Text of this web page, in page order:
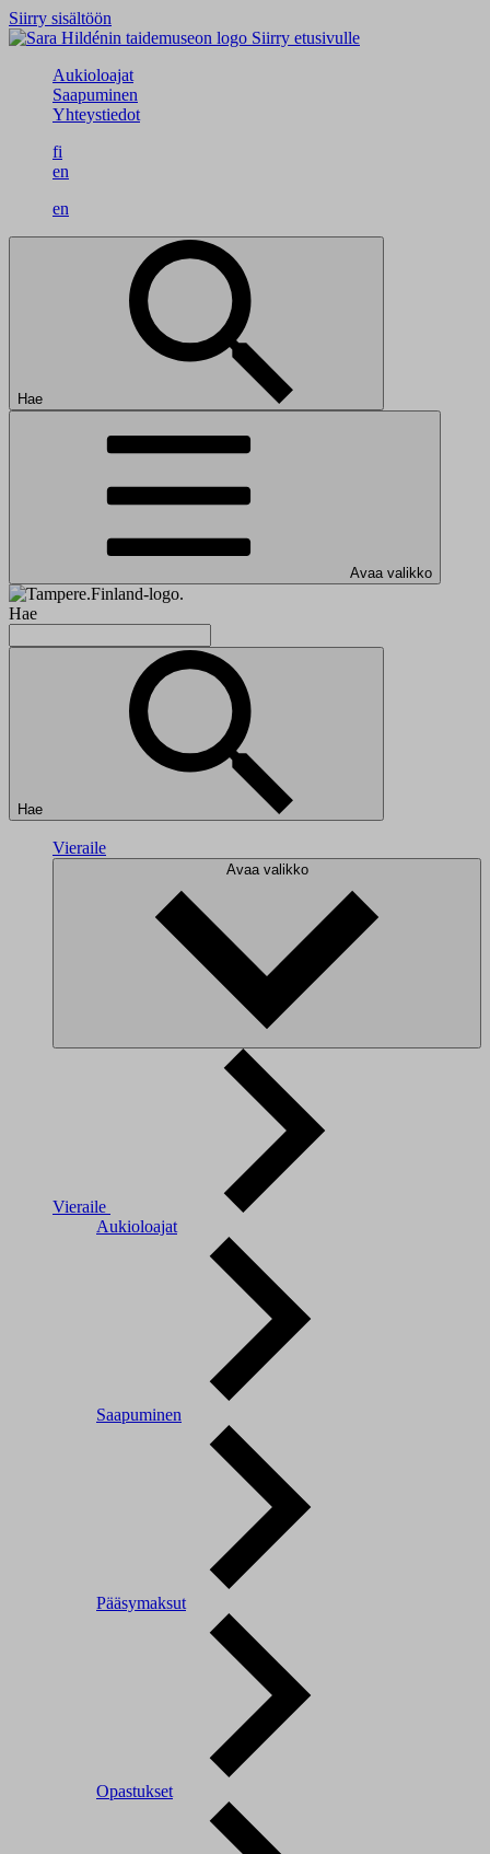
Siirry sisältöön
Siirry etusivulle
Aukioloajat
Saapuminen
Yhteystiedot
fi
en
en
Hae
Avaa valikko
Hae
Hae
Vieraile
Avaa valikko
Vieraile
Aukioloajat
Saapuminen
Pääsymaksut
Opastukset